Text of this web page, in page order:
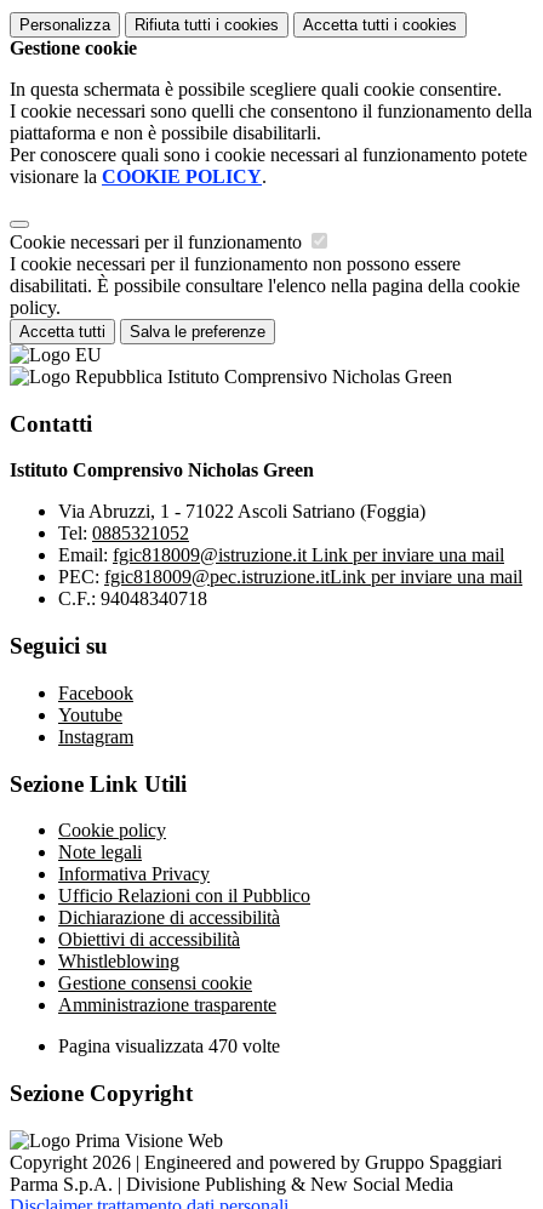
Personalizza Rifiuta tutti i cookies Accetta tutti i cookies
Gestione cookie
In questa schermata è possibile scegliere quali cookie consentire.
I cookie necessari sono quelli che consentono il funzionamento della
piattaforma e non è possibile disabilitarli.
Per conoscere quali sono i cookie necessari al funzionamento potete
visionare la COOKIE POLICY.
Cookie necessari per il funzionamento
I cookie necessari per il funzionamento non possono essere
disabilitati. È possibile consultare l'elenco nella pagina della cookie
policy.
Accetta tutti Salva le preferenze
Istituto Comprensivo Nicholas Green
Contatti
Istituto Comprensivo Nicholas Green
Via Abruzzi, 1 - 71022 Ascoli Satriano (Foggia)
Tel: 0885321052
Email: fgic818009@istruzione.itLink per inviare una mail
PEC: fgic818009@pec.istruzione.itLink per inviare una mail
C.F.: 94048340718
Seguici su
Facebook
Youtube
Instagram
Sezione Link Utili
Cookie policy
Note legali
Informativa Privacy
Ufficio Relazioni con il Pubblico
Dichiarazione di accessibilità
Obiettivi di accessibilità
Whistleblowing
Gestione consensi cookie
Amministrazione trasparente
Pagina visualizzata 470 volte
Sezione Copyright
Copyright 2026 | Engineered and powered by Gruppo Spaggiari
Parma S.p.A. | Divisione Publishing & New Social Media